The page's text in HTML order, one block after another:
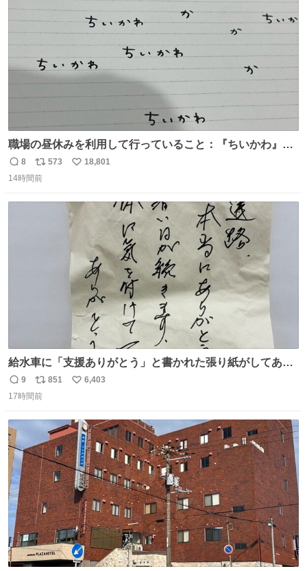
数
職場の昼休みを利用して行っていること：『ちいかわ』の
タイトルフォントの練習
返
信
8
リ
ポ
573
い
数
18,801
14時間前
給水車に「支援ありがとう」と書かれた張り紙がしてあっ
たのだ。現地で活動する職員の疲れも少し吹き飛んだの
だ。温かいお気持ち、本当にありがとうございますなのだ
を続けていくのだ💪＃米子市上下水道局 ＃給水支援
返
信
9
リ
ポ
数
851
い
数
6,403
17時間前